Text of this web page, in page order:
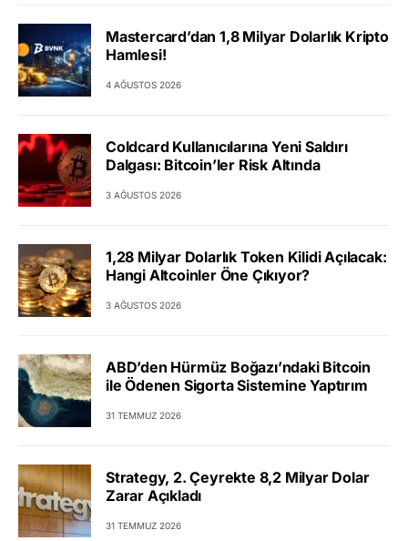
Mastercard’dan 1,8 Milyar Dolarlık Kripto
Hamlesi!
4 AĞUSTOS 2026
Coldcard Kullanıcılarına Yeni Saldırı
Dalgası: Bitcoin’ler Risk Altında
3 AĞUSTOS 2026
1,28 Milyar Dolarlık Token Kilidi Açılacak:
Hangi Altcoinler Öne Çıkıyor?
3 AĞUSTOS 2026
ABD’den Hürmüz Boğazı’ndaki Bitcoin
ile Ödenen Sigorta Sistemine Yaptırım
31 TEMMUZ 2026
Strategy, 2. Çeyrekte 8,2 Milyar Dolar
Zarar Açıkladı
31 TEMMUZ 2026